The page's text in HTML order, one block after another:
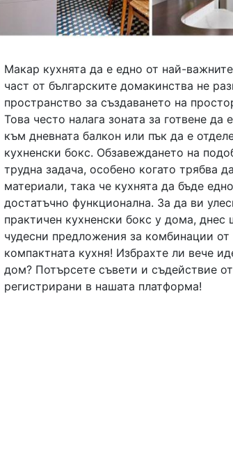
Макар кухнята да е едно от най-
част от българските домакинства не
пространство за създаването на
Това често налага зоната за готвене
към дневната балкон или пък да е
кухненски бокс. Обзавеждането на
трудна задача, особено когато трябва
материали, така че кухнята да бъде
достатъчно функционална. За да ви
практичен кухненски бокс у дома,
чудесни предложения за комбинации
компактната кухня! Избрахте ли вече
дом? Потърсете съвети и съдействие от
регистрирани в нашата платформа!